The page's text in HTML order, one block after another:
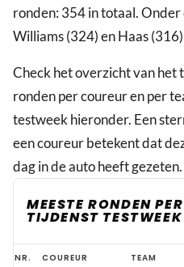
ronden: 354 in totaal.
Williams (324) en Haas
Check het overzicht van
ronden per coureur en per
testweek hieronder. Een
een coureur betekent dat
dag in de auto heeft gezeten.
MEESTE RONDEN
TIJDENST TESTWEEK
Verstappen
NR. COUREUR TEAM